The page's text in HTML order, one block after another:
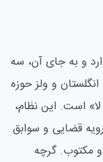
و به جای آن، سه
و ولز حوزه
است. این نظام،
قضایی و سوابق
مکتوب. گرچه